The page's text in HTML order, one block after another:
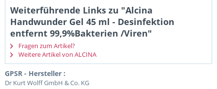
Weiterführende Links zu "Alcina
Handwunder Gel 45 ml - Desinfektion
entfernt 99,9%Bakterien /Viren"
Fragen zum Artikel?
Weitere Artikel von ALCINA
GPSR - Hersteller :
Dr Kurt Wolff GmbH & Co. KG